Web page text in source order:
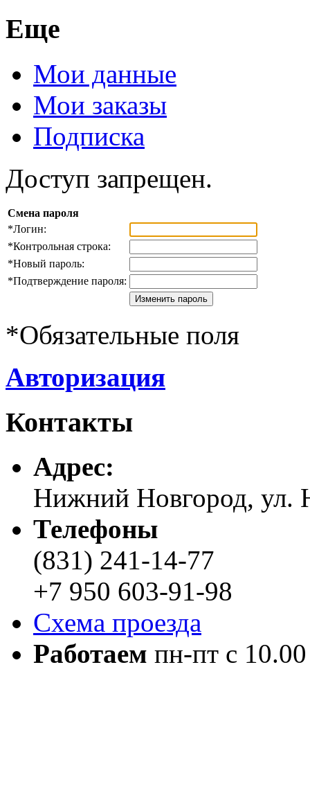
Еще
Мои данные
Мои заказы
Подписка
Доступ запрещен.
Смена пароля
*Логин:
*Контрольная строка:
*Новый пароль:
*Подтверждение пароля:
*Обязательные поля
Авторизация
Контакты
Адреc:
Нижний Новгород, ул.
Телефоны
(831) 241-14-77
+7 950 603-91-98
Схема проезда
Работаем пн-пт с